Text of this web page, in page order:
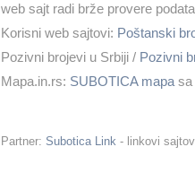
web sajt radi brže provere
Korisni web sajtovi: Poštanski
Pozivni brojevi u Srbiji / Pozivni
Mapa.in.rs: SUBOTICA mapasa
Partner: Subotica Link- linkovi